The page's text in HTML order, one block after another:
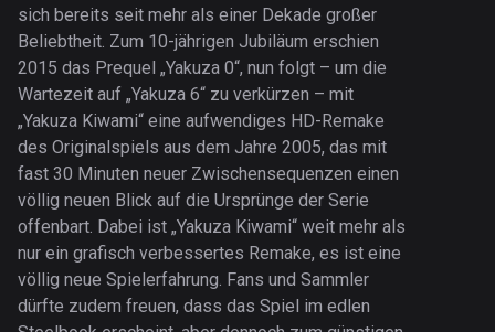
sich bereits seit mehr als einer Dekade großer
Beliebtheit. Zum 10-jährigen Jubiläum erschien
2015 das Prequel „Yakuza 0“, nun folgt – um die
Wartezeit auf „Yakuza 6“ zu verkürzen – mit
„Yakuza Kiwami“ eine aufwendiges HD-Remake
des Originalspiels aus dem Jahre 2005, das mit
fast 30 Minuten neuer Zwischensequenzen einen
völlig neuen Blick auf die Ursprünge der Serie
offenbart. Dabei ist „Yakuza Kiwami“ weit mehr als
nur ein grafisch verbessertes Remake, es ist eine
völlig neue Spielerfahrung. Fans und Sammler
dürfte zudem freuen, dass das Spiel im edlen